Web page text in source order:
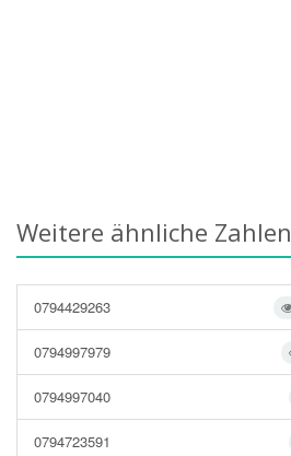
Weitere ähnliche Zahlen
0794429263
0794997979
0794997040
0794723591